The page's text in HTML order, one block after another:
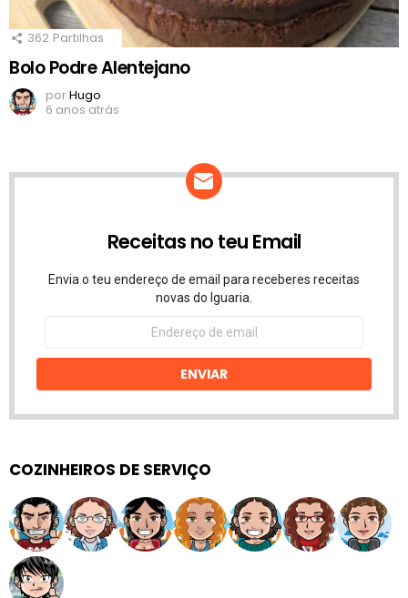
362 Partilhas
Bolo Podre Alentejano
porHugo
6 anos atrás
Receitas no teu Email
Envia o teu endereço de email para receberes receitas
novas do Iguaria.
Endereço
email
ENVIAR
COZINHEIROS DE SERVIÇO